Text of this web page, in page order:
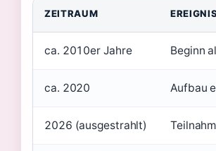
ZEITRAUM
ca. 2010er Jahre Beginn
ca. 2020 Aufbau
2026 (ausgestrahlt)